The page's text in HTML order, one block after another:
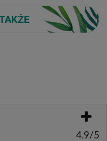
4.9/5